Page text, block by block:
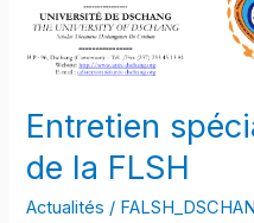
Entretien
de la FLSH
Actualités /
avec
le
Doyen
de
FLSH